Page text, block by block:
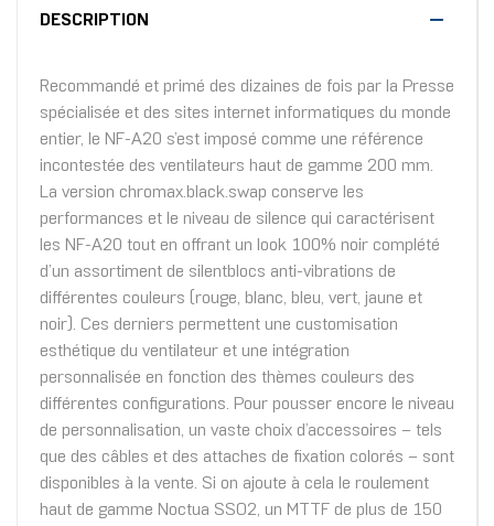
DESCRIPTION
Recommandé et primé des dizaines de fois par la Presse
spécialisée et des sites internet informatiques du monde
entier, le NF-A20 s’est imposé comme une référence
incontestée des ventilateurs haut de gamme 200 mm.
La version chromax.black.swap conserve les
performances et le niveau de silence qui caractérisent
les NF-A20 tout en offrant un look 100% noir complété
d’un assortiment de silentblocs anti-vibrations de
différentes couleurs (rouge, blanc, bleu, vert, jaune et
noir). Ces derniers permettent une customisation
esthétique du ventilateur et une intégration
personnalisée en fonction des thèmes couleurs des
différentes configurations. Pour pousser encore le niveau
de personnalisation, un vaste choix d’accessoires – tels
que des câbles et des attaches de fixation colorés – sont
disponibles à la vente. Si on ajoute à cela le roulement
haut de gamme Noctua SSO2, un MTTF de plus de 150